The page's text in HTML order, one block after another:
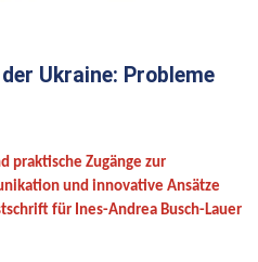
Ukraine: Probleme
praktische Zugänge zur
und innovative Ansätze
für Ines-Andrea Busch-Lauer